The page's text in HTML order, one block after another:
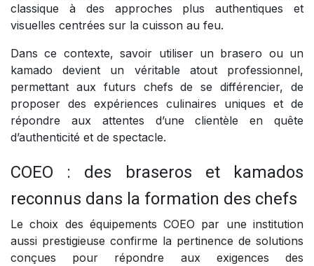
classique à des approches plus authentiques et
visuelles centrées sur la cuisson au feu.
Dans ce contexte, savoir utiliser un brasero ou un
kamado devient un véritable atout professionnel,
permettant aux futurs chefs de se différencier, de
proposer des expériences culinaires uniques et de
répondre aux attentes d’une clientèle en quête
d’authenticité et de spectacle.
COEO : des braseros et kamados
reconnus dans la formation des chefs
Le choix des équipements COEO par une institution
aussi prestigieuse confirme la pertinence de solutions
conçues pour répondre aux exigences des